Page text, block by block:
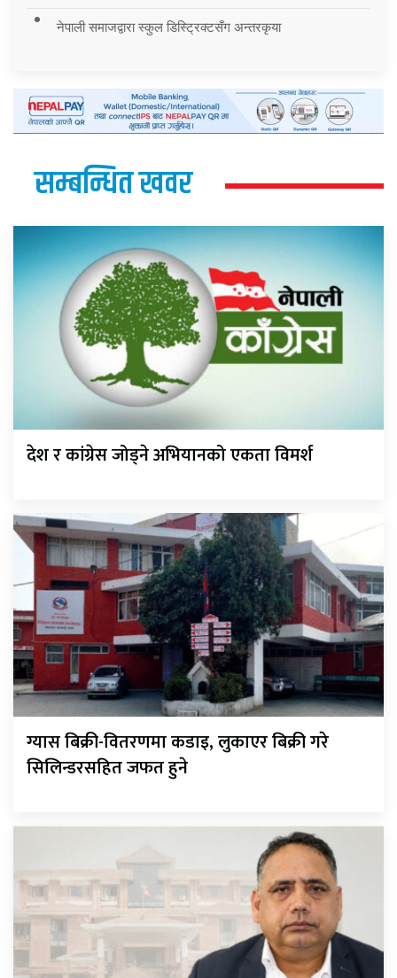
नेपाली समाजद्वारा स्कुल डिस्ट्रिक्टसँग अन्तरकृया
सम्बन्धित खवर
देश र कांग्रेस जोड्ने अभियानको एकता विमर्श
ग्यास बिक्री-वितरणमा कडाइ, लुकाएर बिक्री गरे
सिलिन्डरसहित जफत हुने